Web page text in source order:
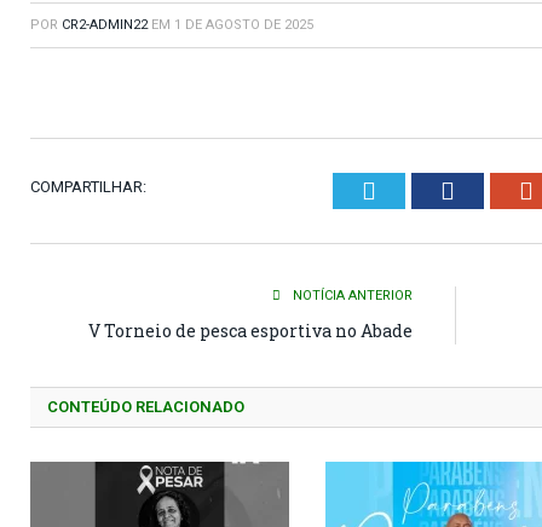
POR CR2-ADMIN22 EM 1 DE AGOSTO DE 2025
COMPARTILHAR: Twitter
NOTÍCIA ANTERIOR
V Torneio de pesca esportiva no Abade
CONTEÚDO RELACIONADO